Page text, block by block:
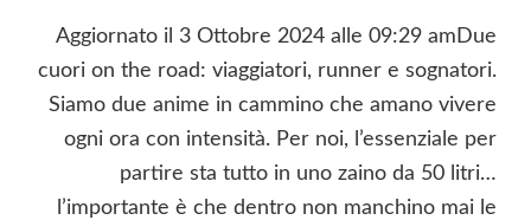
Aggiornato il 3 Ottobre 2024 alle 09:29 amDue
cuori on the road: viaggiatori, runner e sognatori.
Siamo due anime in cammino che amano vivere
ogni ora con intensità. Per noi, l’essenziale per
partire sta tutto in uno zaino da 50 litri…
l’importante è che dentro non manchino mai le